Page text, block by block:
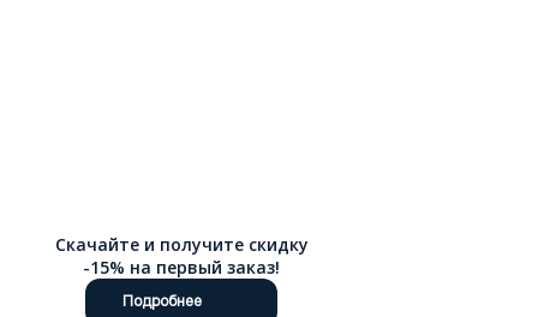
Скачайте и получите скидку
-15% на первый заказ!
Подробнее